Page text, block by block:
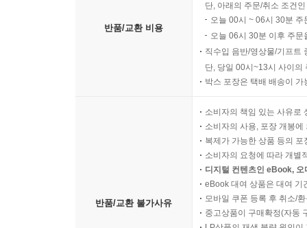
반품/교환 비용
단, 아래의 주문/취소 조건
오늘 00시 ~ 06시 30분
오늘 06시 30분 이후 주
직수입 음반/영상물/기프트
단, 당일 00시~13시 사이의
박스 포장은 택배 배송이
반품/교환 불가사유
소비자의 책임 있는 사유로
소비자의 사용, 포장 개봉
복제가 가능한 상품 등의
소비자의 요청에 따라 개별
디지털 컨텐츠인 eBook,
eBook 대여 상품은 대여 기
모바일 쿠폰 등록 후 취소/
중고상품이 구매확정(자동